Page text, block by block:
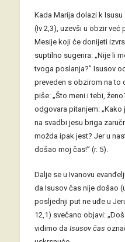
Kada Marija dolazi k Isusu
(Iv 2,3), uzevši u obzir
Mesije koji će donijeti
suptilno sugerira: „Nije li
tvoga poslanja?” Isusov
preveden s obzirom na to
piše: „Što meni i tebi,
odgovara pitanjem: „Kako
na svadbi jesu briga
možda ipak jest? Jer u
došao moj čas!” (r. 5).
Dalje se u Ivanovu
da Isusov čas nije došao
posljednji put ne uđe u
12,1) svečano objavi:
vidimo da Isusov čas